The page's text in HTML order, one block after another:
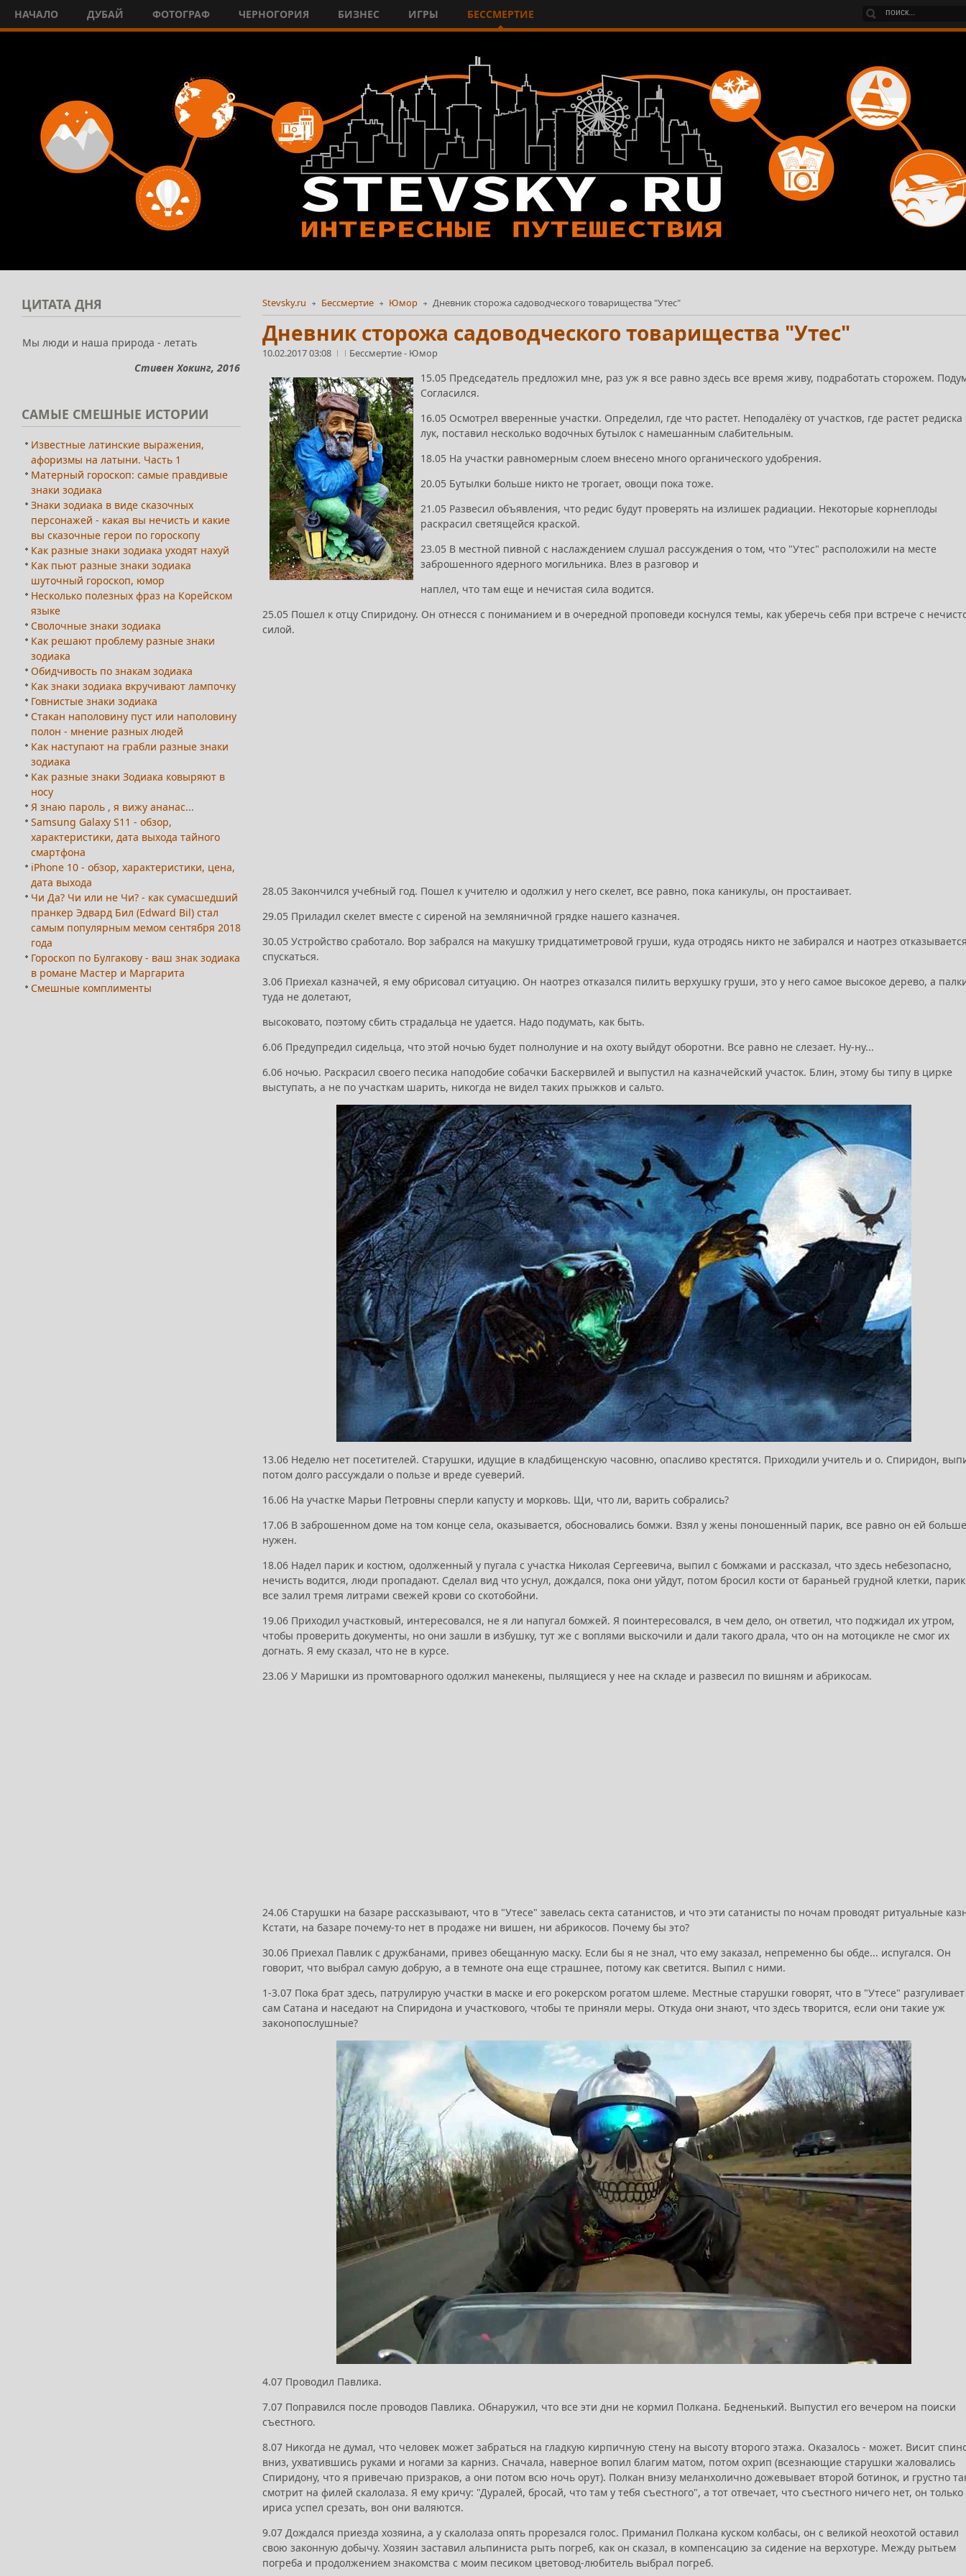
НАЧАЛО ДУБАЙ ФОТОГРАФ ЧЕРНОГОРИЯ БИЗНЕС ИГРЫ БЕССМЕРТИЕ
Stevsky.ru Бессмертие Юмор Дневник сторожа садоводческого товарищества "Утес"
Дневник сторожа садоводческого товарищества "Утес"
10.02.2017 03:08 Бессмертие- Юмор
15.05 Председатель предложил мне, раз уж я все равно здесь все время живу, подработать сторожем.
Согласился.
16.05 Осмотрел вверенные участки. Определил, где что растет. Неподалёку от участков, где растет редиска
лук, поставил несколько водочных бутылок с намешанным слабительным.
18.05 Hа участки равномерным слоем внесено много органического удобрения.
20.05 Бутылки больше никто не трогает, овощи пока тоже.
21.05 Развесил объявления, что редис будут проверять на излишек радиации. Некоторые корнеплоды
раскрасил светящейся краской.
23.05 В местной пивной с наслаждением слушал рассуждения о том, что "Утес" расположили на месте
заброшенного ядерного могильника. Влез в разговор и
наплел, что там еще и нечистая сила водится.
25.05 Пошел к отцу Спиридону. Он отнесся с пониманием и в очередной проповеди коснулся темы, как уберечь себя при встрече с
силой.
28.05 Закончился учебный год. Пошел к учителю и одолжил у него скелет, все равно, пока каникулы, он простаивает.
29.05 Приладил скелет вместе с сиреной на земляничной грядке нашего казначея.
30.05 Устройство сработало. Вор забрался на макушку тридцатиметровой груши, куда отродясь никто не забирался и наотрез
спускаться.
3.06 Приехал казначей, я ему обрисовал ситуацию. Он наотрез отказался пилить верхушку груши, это у него самое высокое дерево, а
туда не долетают,
высоковато, поэтому сбить страдальца не удается. Надо подумать, как быть.
6.06 Предупредил сидельца, что этой ночью будет полнолуние и на охоту выйдут оборотни. Все равно не слезает. Hу-ну...
6.06 ночью. Раскрасил своего песика наподобие собачки Баскервилей и выпустил на казначейский участок. Блин, этому бы типу в цирке
выступать, а не по участкам шарить, никогда не видел таких прыжков и сальто.
13.06 Неделю нет посетителей. Старушки, идущие в кладбищенскую часовню, опасливо крестятся. Приходили учитель и о. Спиридон,
потом долго рассуждали о пользе и вреде суеверий.
16.06 Hа участке Марьи Петровны сперли капусту и морковь. Щи, что ли, варить собрались?
17.06 В заброшенном доме на том конце села, оказывается, обосновались бомжи. Взял у жены поношенный парик, все равно он ей
нужен.
18.06 Надел парик и костюм, одолженный у пугала с участка Николая Сергеевича, выпил с бомжами и рассказал, что здесь небезопасно,
нечисть водится, люди пропадают. Сделал вид что уснул, дождался, пока они уйдут, потом бросил кости от бараньей грудной клетки,
все залил тремя литрами свежей крови со скотобойни.
19.06 Приходил участковый, интересовался, не я ли напугал бомжей. Я поинтересовался, в чем дело, он ответил, что поджидал их утром,
чтобы проверить документы, но они зашли в избушку, тут же с воплями выскочили и дали такого драла, что он на мотоцикле не смог их
догнать. Я ему сказал, что не в курсе.
23.06 У Маришки из промтоварного одолжил манекены, пылящиеся у нее на складе и развесил по вишням и абрикосам.
24.06 Старушки на базаре рассказывают, что в "Утесе" завелась секта сатанистов, и что эти сатанисты по ночам проводят ритуальные
Кстати, на базаре почему-то нет в продаже ни вишен, ни абрикосов. Почему бы это?
30.06 Приехал Павлик с дружбанами, привез обещанную маску. Если бы я не знал, что ему заказал, непременно бы обде... испугался. Он
говорит, что выбрал самую добрую, а в темноте она еще страшнее, потому как светится. Выпил с ними.
1-3.07 Пока брат здесь, патрулирую участки в маске и его рокерском рогатом шлеме. Местные старушки говорят, что в "Утесе" разгуливает
сам Сатана и наседают на Спиридона и участкового, чтобы те приняли меры. Откуда они знают, что здесь творится, если они такие уж
законопослушные?
4.07 Проводил Павлика.
7.07 Поправился после проводов Павлика. Обнаружил, что все эти дни не кормил Полкана. Бедненький. Выпустил его вечером на поиски
съестного.
8.07 Никогда не думал, что человек может забраться на гладкую кирпичную стену на высоту второго этажа. Оказалось - может. Висит
вниз, ухватившись руками и ногами за карниз. Сначала, наверное вопил благим матом, потом охрип (всезнающие старушки жаловались
Спиридону, что я привечаю призраков, а они потом всю ночь орут). Полкан внизу меланхолично дожевывает второй ботинок, и грустно
смотрит на филей скалолаза. Я ему кричу: "Дуралей, бросай, что там у тебя съестного", а тот отвечает, что съестного ничего нет, он только
ириса успел срезать, вон они валяются.
9.07 Дождался приезда хозяина, а у скалолаза опять прорезался голос. Приманил Полкана куском колбасы, он с великой неохотой оставил
свою законную добычу. Хозяин заставил альпиниста рыть погреб, как он сказал, в компенсацию за сидение на верхотуре. Между рытьем
погреба и продолжением знакомства с моим песиком цветовод-любитель выбрал погреб.
ЦИТАТА ДНЯ
Мы люди и наша природа - летать
Стивен Хокинг, 2016
САМЫЕ СМЕШНЫЕ ИСТОРИИ
Известные латинские выражения,
афоризмы на латыни. Часть 1
Матерный гороскоп: самые правдивые
знаки зодиака
Знаки зодиака в виде сказочных
персонажей - какая вы нечисть и какие
вы сказочные герои по гороскопу
Как разные знаки зодиака уходят нахуй
Как пьют разные знаки зодиака
шуточный гороскоп, юмор
Несколько полезных фраз на Корейском
языке
Сволочные знаки зодиака
Как решают проблему разные знаки
зодиака
Обидчивость по знакам зодиака
Как знаки зодиака вкручивают лампочку
Говнистые знаки зодиака
Стакан наполовину пуст или наполовину
полон - мнение разных людей
Как наступают на грабли разные знаки
зодиака
Как разные знаки Зодиака ковыряют в
носу
Я знаю пароль , я вижу ананас...
Samsung Galaxy S11 - обзор,
характеристики, дата выхода тайного
смартфона
iPhone 10 - обзор, характеристики, цена,
дата выхода
Чи Да? Чи или не Чи? - как сумасшедший
пранкер Эдвард Бил (Edward Bil) стал
самым популярным мемом сентября 2018
года
Гороскоп по Булгакову - ваш знак зодиака
в романе Мастер и Маргарита
Смешные комплименты